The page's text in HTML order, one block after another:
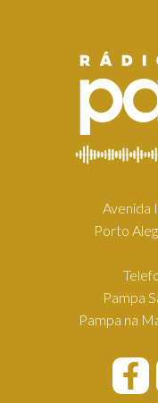
Avenida
Porto
Pampa
Pampa na